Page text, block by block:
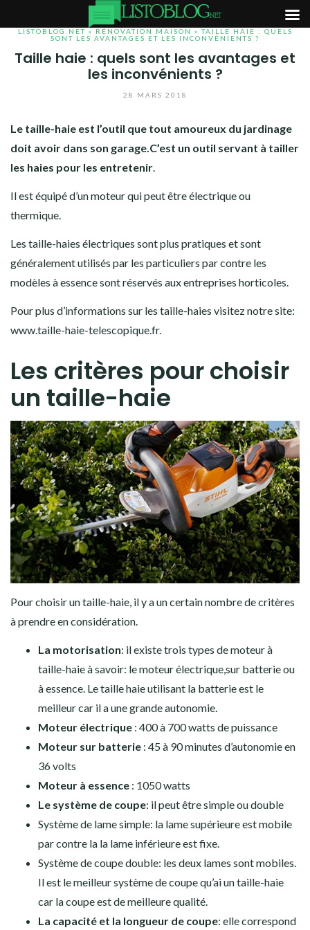
AllerLISTOBLOG.NET » RÉNOVATION MAISON » TAILLE HAIE : QUELS
SONT LES AVANTAGES ET LES INCONVÉNIENTS ?
Taille haie : quels sont les avantages et
les inconvénients ?
28 MARS 2018
Le taille-haie est l’outil que tout amoureux du jardinage
doit avoir dans son garage.C’est un outil servant à tailler
les haies pour les entretenir.
Il est équipé d’un moteur qui peut être électrique ou
thermique.
Les taille-haies électriques sont plus pratiques et sont
généralement utilisés par les particuliers par contre les
modèles à essence sont réservés aux entreprises horticoles.
Pour plus d’informations sur les taille-haies visitez notre site:
www.taille-haie-telescopique.fr.
Les critères pour choisir
un taille-haie
Pour choisir un taille-haie, il y a un certain nombre de critères
à prendre en considération.
La motorisation: il existe trois types de moteur à
taille-haie à savoir: le moteur électrique,sur batterie ou
à essence. Le taille haie utilisant la batterie est le
meilleur car il a une grande autonomie.
Moteur électrique : 400 à 700 watts de puissance
Moteur sur batterie : 45 à 90 minutes d’autonomie en
36 volts
Moteur à essence : 1050 watts
Le système de coupe: il peut être simple ou double
Système de lame simple: la lame supérieure est mobile
par contre la la lame inférieure est fixe.
Système de coupe double: les deux lames sont mobiles.
Il est le meilleur système de coupe qu’ai un taille-haie
car la coupe est de meilleure qualité.
La capacité et la longueur de coupe: elle correspond